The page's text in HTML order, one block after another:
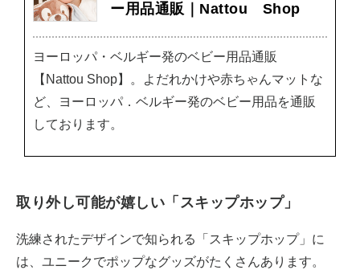
ー用品通販｜Nattou Shop
ヨーロッパ・ベルギー発のベビー用品通販
【Nattou Shop】。よだれかけや赤ちゃんマットな
ど、ヨーロッパ．ベルギー発のベビー用品を通販
しております。
取り外し可能が嬉しい「スキップホップ」
洗練されたデザインで知られる「スキップホップ」に
は、ユニークでポップなグッズがたくさんあります。